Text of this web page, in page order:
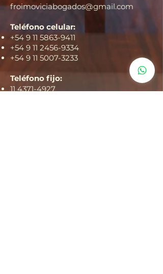
froimoviciabogados@gmail.com
Teléfono celular:
+54 9 11 5863-9411
+54 9 11 2456-9334
+54 9 11 5007-3233
Teléfono fijo:
11 4371-4927